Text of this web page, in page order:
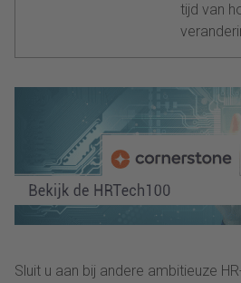
tijd van
Sluit u aan bij andere ambitieuze